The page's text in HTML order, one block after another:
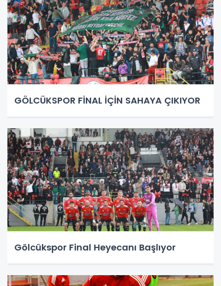
GÖLCÜKSPOR FİNAL İÇİN SAHAYA ÇIKIYOR
Gölcükspor Final Heyecanı Başlıyor